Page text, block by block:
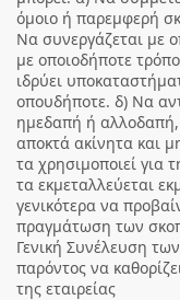
όμοιο ή παρεμφερή
Να συνεργάζεται με
με οποιοδήποτε
ιδρύει
οπουδήποτε. δ) Να
ημεδαπή ή
αποκτά ακίνητα και
τα χρησιμοποιεί
τα εκμεταλλεύεται
γενικότερα να
πραγμάτωση των
Γενική Συνέλευση
παρόντος να
της εταιρείας